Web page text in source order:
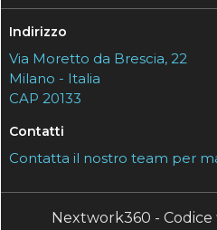
Indirizzo
Via Moretto da Brescia, 22
Milano - Italia
CAP 20133
Contatti
Contatta il nostro team per
Nextwork360 - Codice